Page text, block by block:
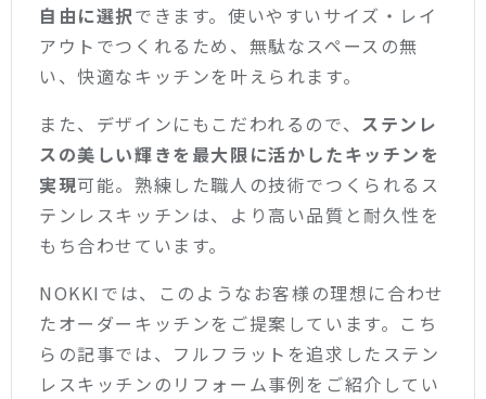
自由に選択できます。使いやすいサイズ・レイ
アウトでつくれるため、無駄なスペースの無
い、快適なキッチンを叶えられます。
また、デザインにもこだわれるので、 ステンレ
スの美しい輝きを最大限に活かしたキッチンを
実現可能。熟練した職人の技術でつくられるス
テンレスキッチンは、より高い品質と耐久性を
もち合わせています。
NOKKIでは、このようなお客様の理想に合わせ
たオーダーキッチンをご提案しています。こち
らの記事では、フルフラットを追求したステン
レスキッチンのリフォーム事例をご紹介してい